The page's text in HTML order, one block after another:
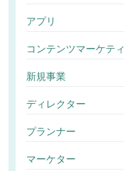
アプリ
コンテンツマーケテ
新規事業
ディレクター
プランナー
マーケター